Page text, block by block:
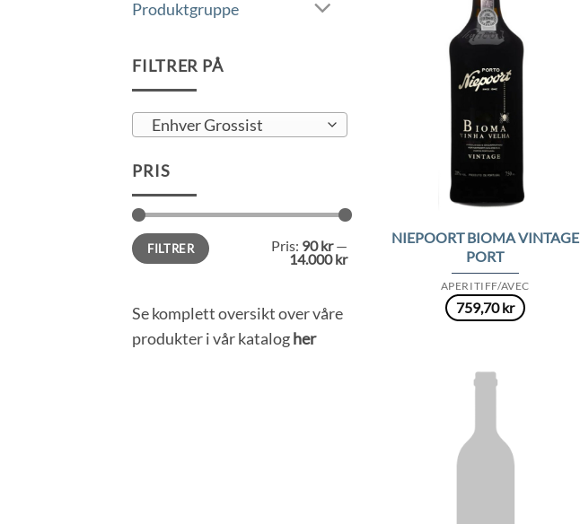
Produktgruppe
FILTRER PÅ
Enhver Grossist
PRIS
Min.
pris
Makspris
FILTRER Pris: 90 kr—
14.000 kr
Se komplett oversikt over våre
produkter i vår katalogher
APERITIFF/AVEC
NIEPOORT BIOMA VINTAGE
PORT
759,70kr